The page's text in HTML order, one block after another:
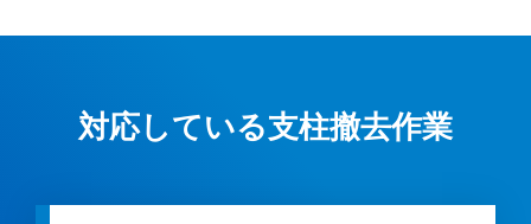
対応している支柱撤去作業